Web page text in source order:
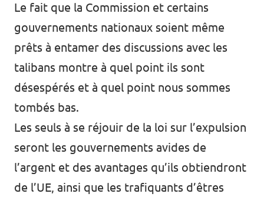
Le fait que la Commission et certains
gouvernements nationaux soient même
prêts à entamer des discussions avec les
talibans montre à quel point ils sont
désespérés et à quel point nous sommes
tombés bas.
Les seuls à se réjouir de la loi sur l’expulsion
seront les gouvernements avides de
l’argent et des avantages qu’ils obtiendront
de l’UE, ainsi que les trafiquants d’êtres